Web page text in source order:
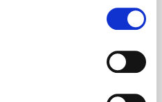
précédente. Vous
tous les travailleurs. A
le présent
formulaire